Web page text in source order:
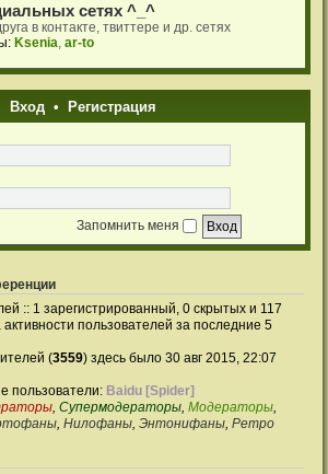
сетях ^_^
в контакте, твиттере и др. сетях
Ksenia, ar-to
Вход • Регистрация
Запомнить меня
:: 1 зарегистрированный, 0 скрытых и 117
активности пользователей за последние 5
(3559) здесь было 30 авг 2015, 22:07
пользователи: Baidu [Spider]
, Супермодераторы, Модераторы,
, Нилофаны, Энтонифаны, Ретро